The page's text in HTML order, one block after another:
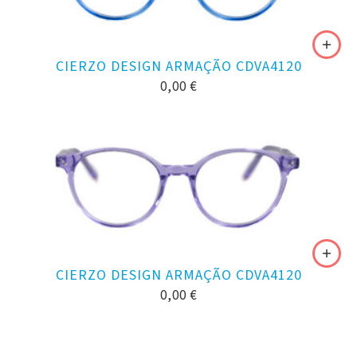
CIERZO DESIGN ARMAÇÃO CDVA4120
0,00 €
CIERZO DESIGN ARMAÇÃO CDVA4120
0,00 €